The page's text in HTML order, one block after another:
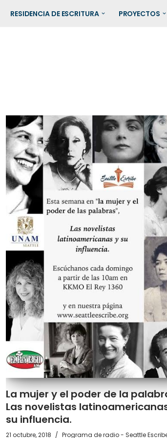
RESIDENCIA DE ESCRITURA PROYECTOS
La mujer y el poder de la
Las novelistas
su influencia.
21 octubre, 2018 Programa de radio - Seattle